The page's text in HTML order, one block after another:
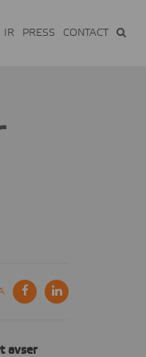
IR PRESS CONTACT
avser